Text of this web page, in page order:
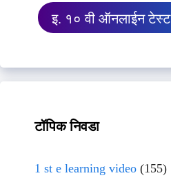
इ. १० वी ऑनलाईन टेस्ट
टॉपिक निवडा
1 st e learning video (155)